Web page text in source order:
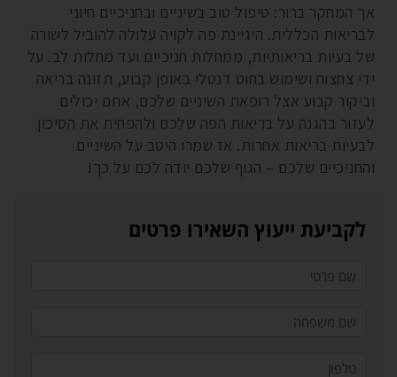
אך המחקר ברור: טיפול טוב בשיניים ובחניכיים חיוני
לבריאות הכללית. היגיינת פה לקויה עלולה להוביל לשורה
של בעיות בריאותיות, ממחלות חניכיים ועד מחלות לב. על
ידי צחצוח ושימוש בחוט דנטלי באופן קבוע, תזונה בריאה
וביקור קבוע אצל רופאת השיניים שלכם, אתם יכולים
לעזור בהגנה על בריאות הפה שלכם ולהפחית את הסיכון
לבעיות בריאות אחרות. אז שמרו היטב על השיניים
והחניכיים שלכם – הגוף שלכם יודה לכם על כך!
לקביעת ייעוץ השאירו פרטים